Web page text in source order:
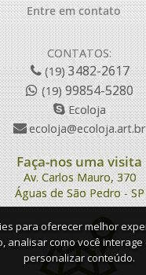
Entre em contato
CONTATOS:
(19)3482-2617
(19)99854-5280
Ecoloja
ecoloja@ecoloja.art.br
Faça-nos uma visita
Av. Carlos Mauro, 370
Águas de São Pedro - SP
para oferecer melhor
analisar como você interage
personalizar conteúdo.